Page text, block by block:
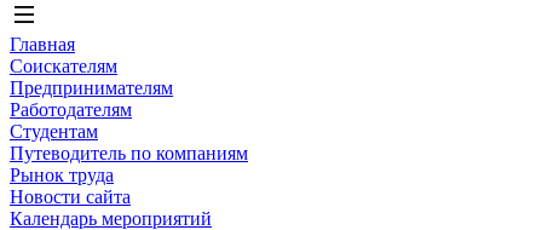
Главная
Соискателям
Предпринимателям
Работодателям
Студентам
Путеводитель по компаниям
Рынок труда
Новости сайта
Календарь мероприятий